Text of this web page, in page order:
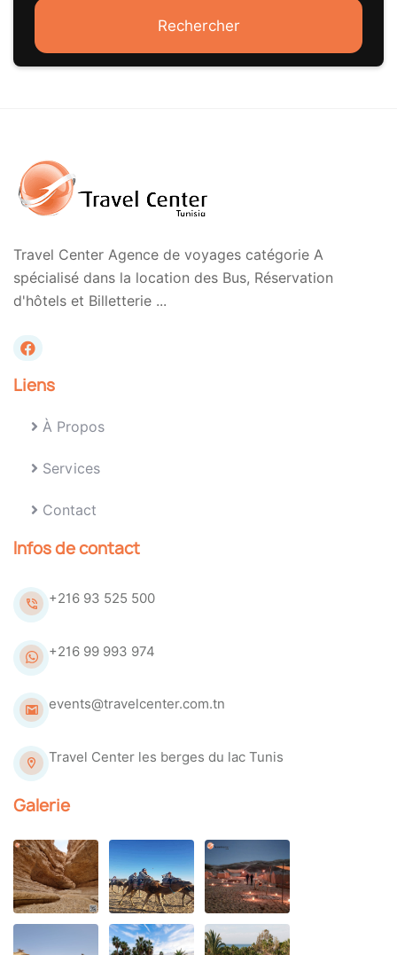
Rechercher
Travel Center Agence de voyages catégorie A
spécialisé dans la location des Bus, Réservation
d'hôtels et Billetterie ...
Liens
À Propos
Services
Contact
Infos de contact
+216 93 525 500
+216 99 993 974
events@travelcenter.com.tn
Travel Center les berges du lac Tunis
Galerie